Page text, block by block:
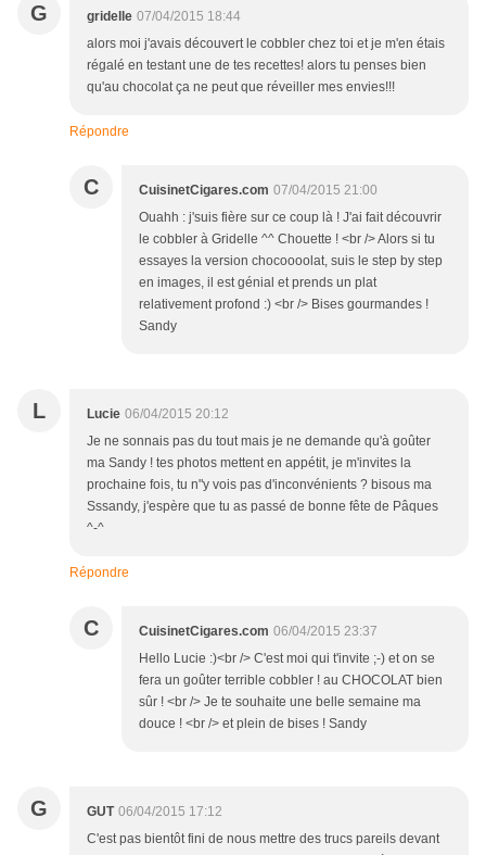
G gridelle 07/04/2015 18:44
alors moi j'avais découvert le cobbler chez toi et je m'en étais
régalé en testant une de tes recettes! alors tu penses bien
qu'au chocolat ça ne peut que réveiller mes envies!!!
Répondre
C CuisinetCigares.com 07/04/2015 21:00
Ouahh : j'suis fière sur ce coup là ! J'ai fait découvrir
le cobbler à Gridelle ^^ Chouette ! <br /> Alors si tu
essayes la version chocoooolat, suis le step by step
en images, il est génial et prends un plat
relativement profond :) <br /> Bises gourmandes !
Sandy
L Lucie 06/04/2015 20:12
Je ne sonnais pas du tout mais je ne demande qu'à goûter
ma Sandy ! tes photos mettent en appétit, je m'invites la
prochaine fois, tu n"y vois pas d'inconvénients ? bisous ma
Sssandy, j'espère que tu as passé de bonne fête de Pâques
^-^
Répondre
C CuisinetCigares.com 06/04/2015 23:37
Hello Lucie :)<br /> C'est moi qui t'invite ;-) et on se
fera un goûter terrible cobbler ! au CHOCOLAT bien
sûr ! <br /> Je te souhaite une belle semaine ma
douce ! <br /> et plein de bises ! Sandy
G GUT 06/04/2015 17:12
C'est pas bientôt fini de nous mettre des trucs pareils devant